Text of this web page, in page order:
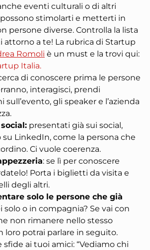
eventi culturali o di altri
stimolarti e metterti in
persone diverse. Controlla la lista
attorno a te! La rubrica di Startup
Romoli è un must e la trovi qui:
Italia.
di conoscere prima le persone
interagisci, prendi
sull’evento, gli speaker e l’azienda
presentati già sui social,
LinkedIn, come la persona che
Ci vuole coerenza.
: se lì per conoscere
Porta i biglietti da visita e
degli altri.
solo le persone che già
solo o in compagnia? Se vai con
non rimanere nello stesso
loro potrai parlare in seguito.
sfide ai tuoi amici: “Vediamo chi